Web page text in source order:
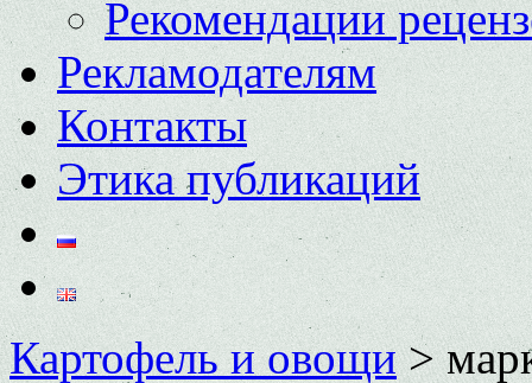
Рекомендации
Рекламодателям
Контакты
Этика публикаций
Картофель и овощи>